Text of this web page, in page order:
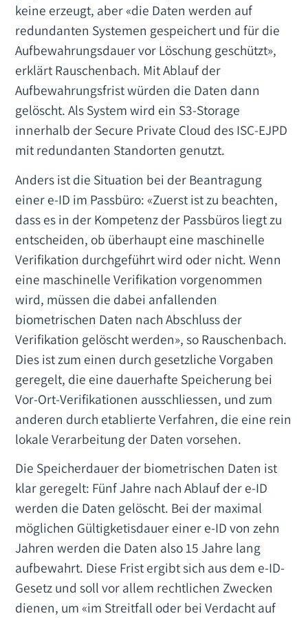
keine erzeugt, aber «die Daten werden auf
redundanten Systemen gespeichert und für die
Aufbewahrungsdauer vor Löschung geschützt»,
erklärt Rauschenbach. Mit Ablauf der
Aufbewahrungsfrist würden die Daten dann
gelöscht. Als System wird ein S3-Storage
innerhalb der Secure Private Cloud des ISC-EJPD
mit redundanten Standorten genutzt.
Anders ist die Situation bei der Beantragung
einer e-ID im Passbüro: «Zuerst ist zu beachten,
dass es in der Kompetenz der Passbüros liegt zu
entscheiden, ob überhaupt eine maschinelle
Verifikation durchgeführt wird oder nicht. Wenn
eine maschinelle Verifikation vorgenommen
wird, müssen die dabei anfallenden
biometrischen Daten nach Abschluss der
Verifikation gelöscht werden», so Rauschenbach.
Dies ist zum einen durch gesetzliche Vorgaben
geregelt, die eine dauerhafte Speicherung bei
Vor-Ort-Verifikationen ausschliessen, und zum
anderen durch etablierte Verfahren, die eine rein
lokale Verarbeitung der Daten vorsehen.
Die Speicherdauer der biometrischen Daten ist
klar geregelt: Fünf Jahre nach Ablauf der e-ID
werden die Daten gelöscht. Bei der maximal
möglichen Gültigketisdauer einer e-ID von zehn
Jahren werden die Daten also 15 Jahre lang
aufbewahrt. Diese Frist ergibt sich aus dem e-ID-
Gesetz und soll vor allem rechtlichen Zwecken
dienen, um «im Streitfall oder bei Verdacht auf